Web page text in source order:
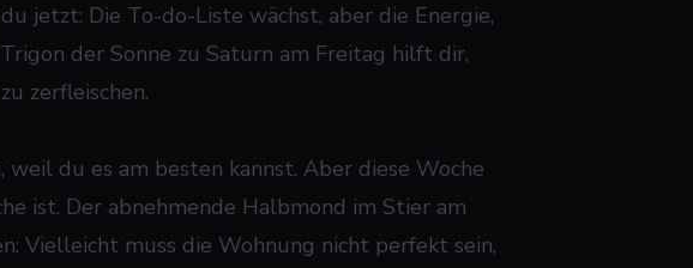
jetzt: Die To-do-Liste wächst, aber die Energie,
der Sonne zu Saturn am Freitag hilft dir,
zerfleischen.
du es am besten kannst. Aber diese Woche
ist. Der abnehmende Halbmond im Stier am
Vielleicht muss die Wohnung nicht perfekt sein,